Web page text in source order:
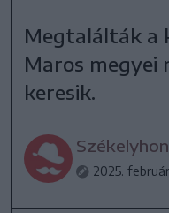
Megtalálták a
Maros
keresik.
Székelyhon
2025.